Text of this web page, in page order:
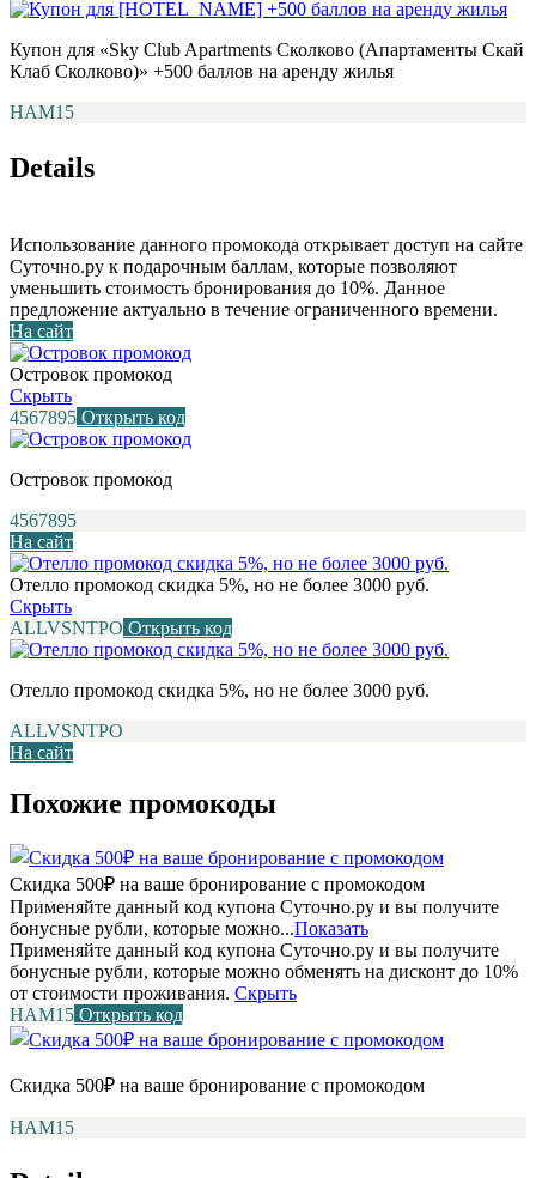
Купон для «Sky Club Apartments Сколково (Апартаменты Скай
Клаб Сколково)» +500 баллов на аренду жилья
НАМ15
Details
Использование данного промокода открывает доступ на сайте
Суточно.ру к подарочным баллам, которые позволяют
уменьшить стоимость бронирования до 10%. Данное
предложение актуально в течение ограниченного времени.
На сайт
Островок промокод
Скрыть
4567895 Открыть код
Островок промокод
4567895
На сайт
Отелло промокод скидка 5%, но не более 3000 руб.
Скрыть
ALLVSNTPO Открыть код
Отелло промокод скидка 5%, но не более 3000 руб.
ALLVSNTPO
На сайт
Похожие промокоды
Скидка 500₽ на ваше бронирование с промокодом
Применяйте данный код купона Суточно.ру и вы получите
бонусные рубли, которые можно...Показать
Применяйте данный код купона Суточно.ру и вы получите
бонусные рубли, которые можно обменять на дисконт до 10%
от стоимости проживания. Скрыть
НАМ15 Открыть код
Скидка 500₽ на ваше бронирование с промокодом
НАМ15